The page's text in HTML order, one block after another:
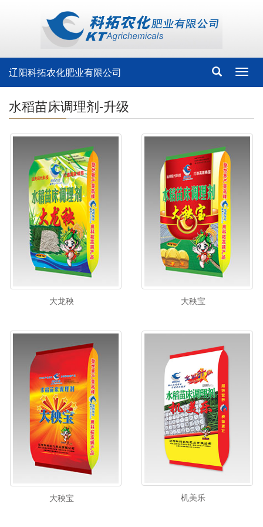
辽阳科拓农化肥业有限公司
水稻苗床调理剂-升级
大龙秧 大秧宝
大秧宝 机美乐